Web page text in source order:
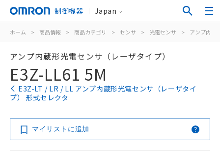
制御機器 Japan
ホーム > 商品情報 > 商品カテゴリ > センサ > 光電センサ > アンプ内蔵
アンプ内蔵形光電センサ（レーザタイプ）
E3Z-LL61 5M
E3Z-LT / LR / LL アンプ内蔵形光電センサ（レーザタイ
プ） 形式セレクタ
マイリストに追加